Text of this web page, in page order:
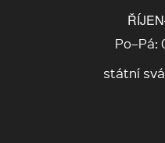
Po–Pá:
státní